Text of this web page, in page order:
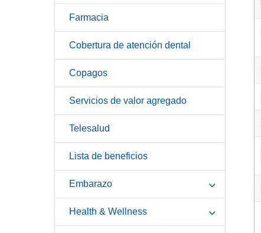
Farmacia
Cobertura de atención dental
Copagos
Servicios de valor agregado
Telesalud
Lista de beneficios
Embarazo
Health & Wellness